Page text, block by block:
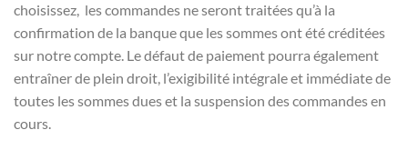
choisissez, les commandes ne seront traitées qu’à la
confirmation de la banque que les sommes ont été créditées
sur notre compte. Le défaut de paiement pourra également
entraîner de plein droit, l’exigibilité intégrale et immédiate de
toutes les sommes dues et la suspension des commandes en
cours.